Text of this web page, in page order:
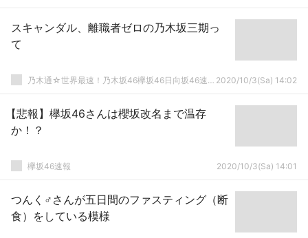
スキャンダル、離職者ゼロの乃木坂三期っ
て
乃木通☆世界最速！乃木坂46欅坂46日向坂46速報まとめ 2020/10/3(Sa) 14:02
【悲報】欅坂46さんは櫻坂改名まで温存
か！？
欅坂46速報 2020/10/3(Sa) 14:01
つんく♂さんが五日間のファスティング（断
食）をしている模様